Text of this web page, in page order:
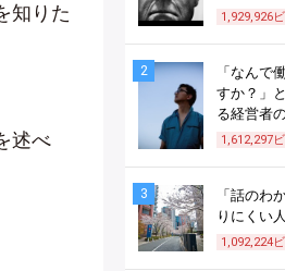
知りた
述べ
1,929,926
2
「なんで
すか？」
る経営者
1,612,297
3
「話のわ
りにくい
1,092,224